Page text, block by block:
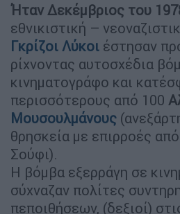
Ήταν Δεκέμβριος του
εθνικιστική –
Γκρίζοι Λύκοι έστησαν
ρίχνοντας αυτοσχέδια
κινηματογράφο και
περισσότερους από 100
Μουσουλμάνους
θρησκεία με επιρροές
Σούφι).
Η βόμβα εξερράγη σε
σύχναζαν πολίτες
πεποιθήσεων, (δεξιοί)